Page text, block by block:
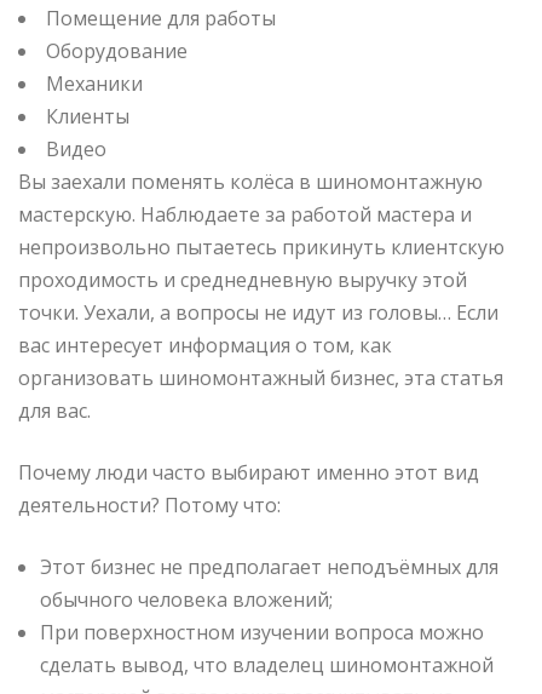
Помещение для работы
Оборудование
Механики
Клиенты
Видео
Вы заехали поменять колёса в шиномонтажную
мастерскую. Наблюдаете за работой мастера и
непроизвольно пытаетесь прикинуть клиентскую
проходимость и среднедневную выручку этой
точки. Уехали, а вопросы не идут из головы… Если
вас интересует информация о том, как
организовать шиномонтажный бизнес, эта статья
для вас.
Почему люди часто выбирают именно этот вид
деятельности? Потому что:
Этот бизнес не предполагает неподъёмных для
обычного человека вложений;
При поверхностном изучении вопроса можно
сделать вывод, что владелец шиномонтажной